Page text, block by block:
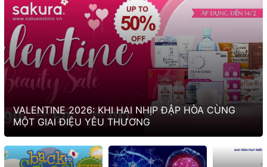
VALENTINE 2026: KHI HAI NHỊP ĐẬP HÒA CÙNG
MỘT GIAI ĐIỆU YÊU THƯƠNG